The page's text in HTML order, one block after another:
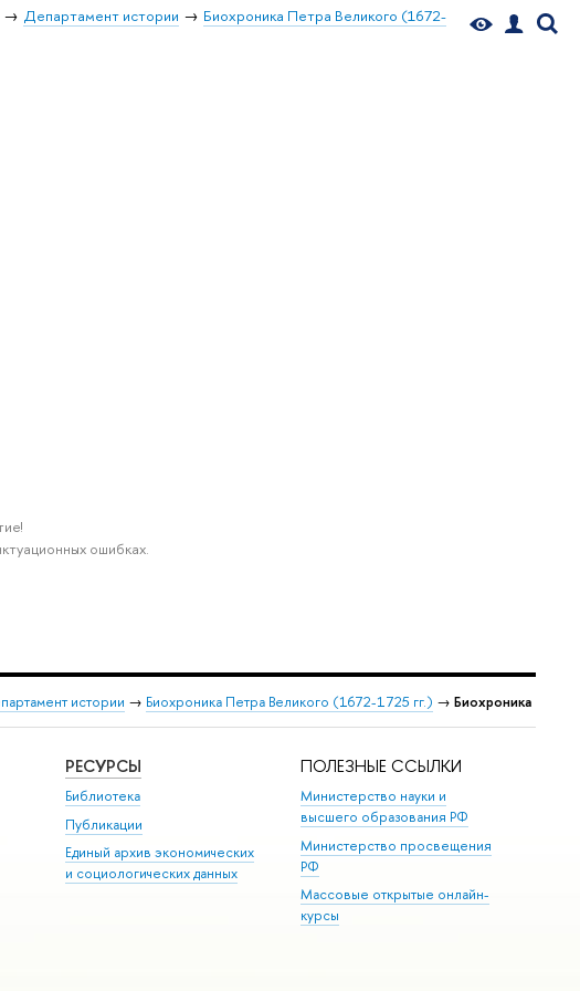
Департамент истории
Биохроника Петра Великого (1672-
ошибках.
истории → Биохроника Петра Великого (1672-1725 гг.) → Биохроника
РЕСУРСЫ
Библиотека
Публикации
Единый архив экономических
и социологических данных
ПОЛЕЗНЫЕ ССЫЛКИ
Министерство науки и
высшего образования РФ
Министерство просвещения
РФ
Массовые открытые онлайн-
курсы